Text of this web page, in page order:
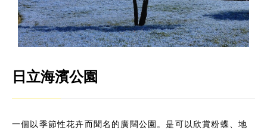
日立海濱公園
一個以季節性花卉而聞名的廣闊公園。是可以欣賞粉蝶、地